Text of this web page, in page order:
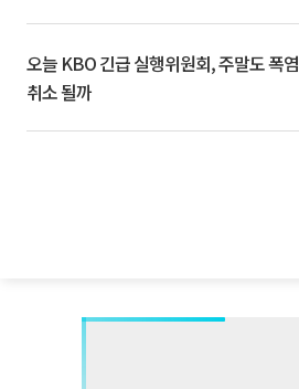
오늘 KBO 긴급 실행위원회, 주말도 폭염
취소 될까